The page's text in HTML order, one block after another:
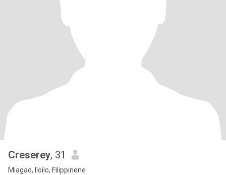
Creserey, 31
Miagao, Iloilo, Filippinene